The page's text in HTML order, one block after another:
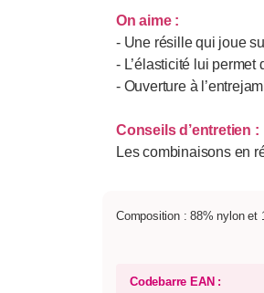
On aime :
- Une résille qui joue
- L’élasticité lui
- Ouverture à
Conseils d’entretien :
Les combinaisons en
Composition : 88% nylon et
Codebarre EAN :